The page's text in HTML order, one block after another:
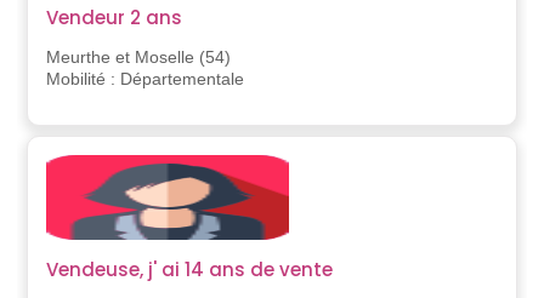
Vendeur 2 ans
Meurthe et Moselle (54)
Mobilité : Départementale
Vendeuse, j' ai 14 ans de vente